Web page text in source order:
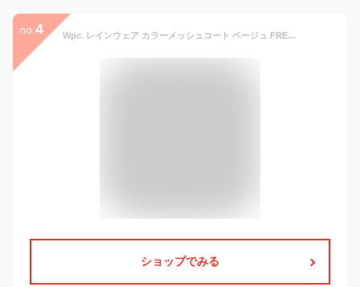
no. 4 Wpc. レインウェア カラーメッシュコート ベージュ FREE(9-11号) レディース レインコート R-1114
ショップでみる